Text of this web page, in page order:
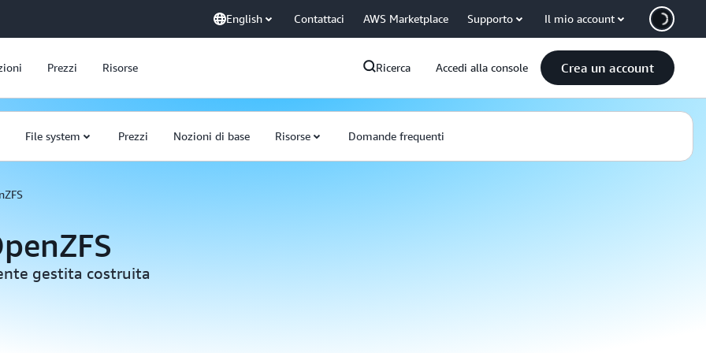
English Contattaci AWS Marketplace Supporto Il mio account
Prezzi Risorse Ricerca Accedi alla console Crea un account
File system Prezzi Nozioni di base Risorse Domande frequenti
gestita costruita